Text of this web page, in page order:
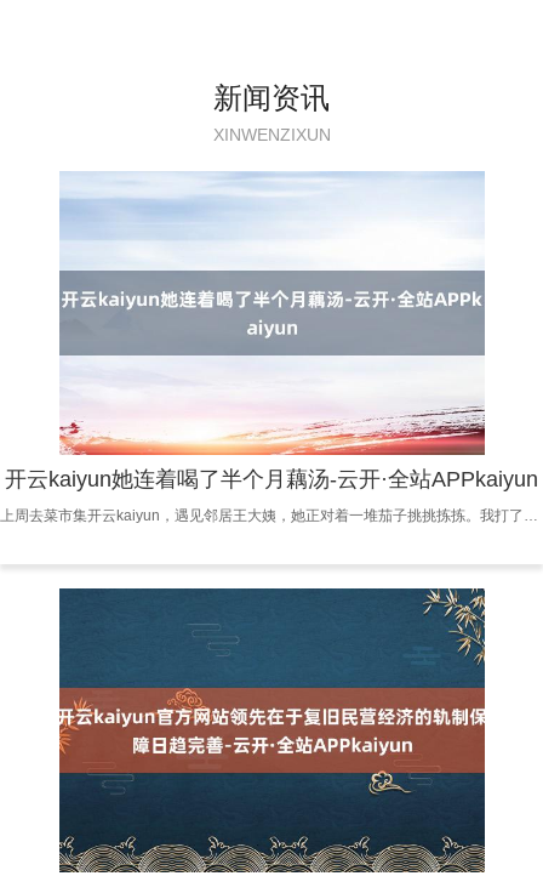
新闻资讯
XINWENZIXUN
开云kaiyun她连着喝了半个月藕汤-云开·全站APPkaiyun